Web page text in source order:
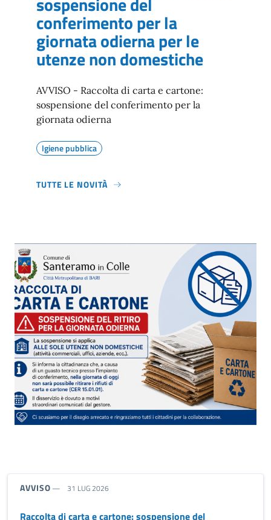
conferimento per la
giornata odierna per le
utenze non domestiche
AVVISO - Raccolta di carta e cartone:
sospensione del conferimento per la
giornata odierna
Igiene pubblica
TUTTE LE NOVITÀ
TIPO NOTIZIA:
AVVISO 31 LUG 2026
Raccolta di carta e cartone: sospensione del